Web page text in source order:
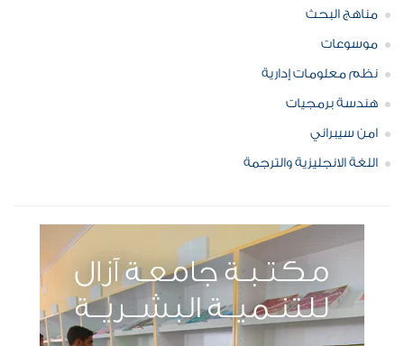
مناهج البحث
موسوعات
نظم معلومات إدارية
هندسة برمجيات
امن سيبراني
اللغة الانجليزية والترجمة